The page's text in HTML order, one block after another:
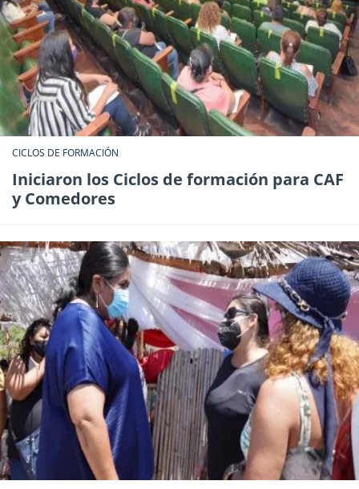
CICLOS DE FORMACIÓN
Iniciaron los Ciclos de formación para CAF
y Comedores